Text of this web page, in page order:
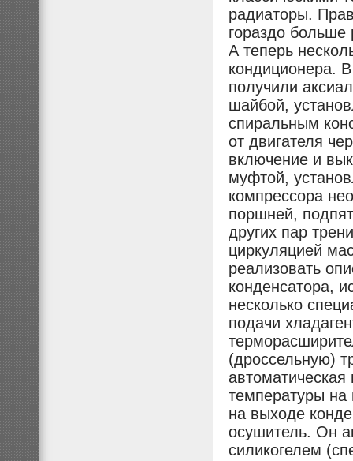
радиаторы.
гораздо больше
А теперь
кондиционера.
получили
шайбой,
спиральным
от двигателя
включение и
муфтой,
компрессора
поршней,
других пар
циркуляцией
реализовать
конденсатора,
несколько
подачи
(дроссельную)
автоматическая
температуры на
на выходе
осушитель. Он
силикогелем